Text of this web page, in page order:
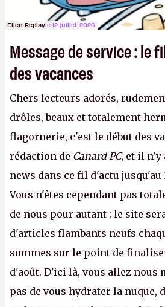
Ellen Replayle 12 juillet 2026
Message de service : le
des vacances
Chers lecteurs adorés,
drôles, beaux et totalement
flagornerie, c'est le début des
rédaction de Canard PC, et il n'y
news dans ce fil d'actu
Vous n'êtes cependant pas
de nous pour autant : le site
d'articles flambants neufs
sommes sur le point de
d'août. D'ici là, vous allez nous
pas de vous hydrater la nuque,